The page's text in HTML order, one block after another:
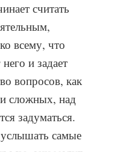
считать
всему, что
и задает
вопросов, как
сложных, над
задуматься.
самые